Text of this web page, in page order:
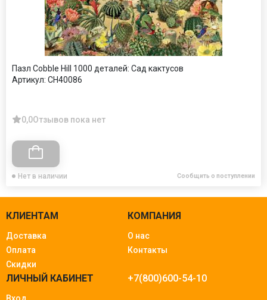
Пазл Cobble Hill 1000 деталей: Сад кактусов
Артикул: CH40086
0,0Отзывов пока нет
Нет в наличии Сообщить о поступлении
КЛИЕНТАМ
Доставка
Оплата
Скидки
КОМПАНИЯ
О нас
Контакты
ЛИЧНЫЙ КАБИНЕТ +7(800)600-54-10